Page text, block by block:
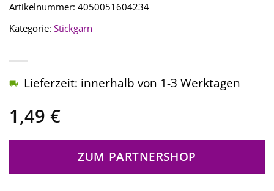
1,49 €
Lieferzeit: innerhalb von 1-3 Werktagen
ZUM PARTNERSHOP
Artikelnummer: 4050051604234
Kategorie: Stickgarn